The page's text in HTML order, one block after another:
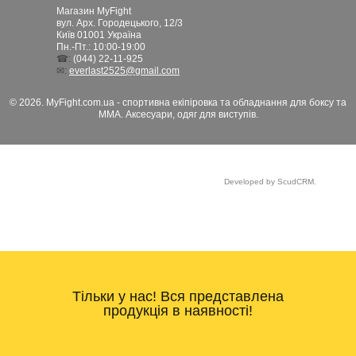
Тільки у нас! Вся представлена
продукція в наявності!
Магазин MyFight
вул. Арх. Городецького, 12/3
Київ 01001 Україна
Пн.-Пт.: 10:00-19:00
☎: (044) 22-11-925
✉: everlast2525@gmail.com
© 2026. MyFight.com.ua - спортивна екіпіровка та обладнання для боксу та
ММА. Аксесуари, одяг для виступів.
Developed by ScudCRM.